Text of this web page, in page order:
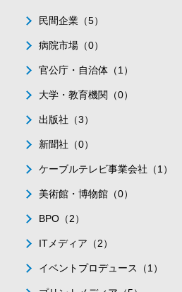
民間企業（5）
病院市場（0）
官公庁・自治体（1）
大学・教育機関（0）
出版社（3）
新聞社（0）
ケーブルテレビ事業会社（1）
美術館・博物館（0）
BPO（2）
ITメディア（2）
イベントプロデュース（1）